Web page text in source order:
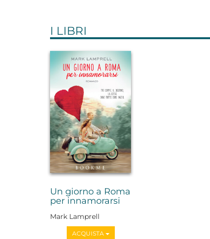
I LIBRI
Un giorno a Roma
per innamorarsi
Mark Lamprell
ACQUISTA